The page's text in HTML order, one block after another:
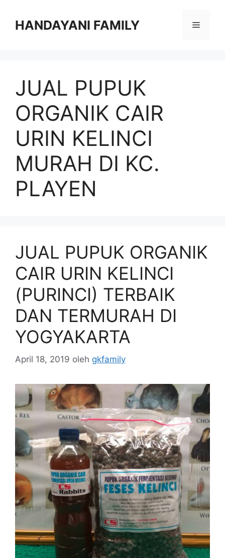
HANDAYANI FAMILY Menu
JUAL PUPUK
ORGANIK CAIR
URIN KELINCI
MURAH DI KC.
PLAYEN
JUAL PUPUK ORGANIK
CAIR URIN KELINCI
(PURINCI) TERBAIK
DAN TERMURAH DI
YOGYAKARTA
April 18, 2019 oleh gkfamily